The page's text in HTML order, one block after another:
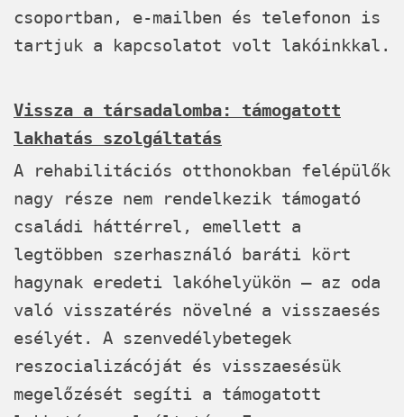
csoportban, e-mailben és telefonon is
tartjuk a kapcsolatot volt lakóinkkal.
Vissza a társadalomba: támogatott
lakhatás szolgáltatás
A rehabilitációs otthonokban felépülők
nagy része nem rendelkezik támogató
családi háttérrel, emellett a
legtöbben szerhasználó baráti kört
hagynak eredeti lakóhelyükön – az oda
való visszatérés növelné a visszaesés
esélyét. A szenvedélybetegek
reszocializácóját és visszaesésük
megelőzését segíti a támogatott